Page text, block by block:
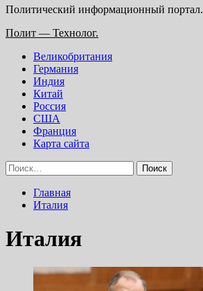
Политический информационный портал.
Основное
Полит — Технолог.
Великобритания
Германия
Индия
Китай
Россия
США
Франция
Карта сайта
Найти:
Главная
Италия
Италия